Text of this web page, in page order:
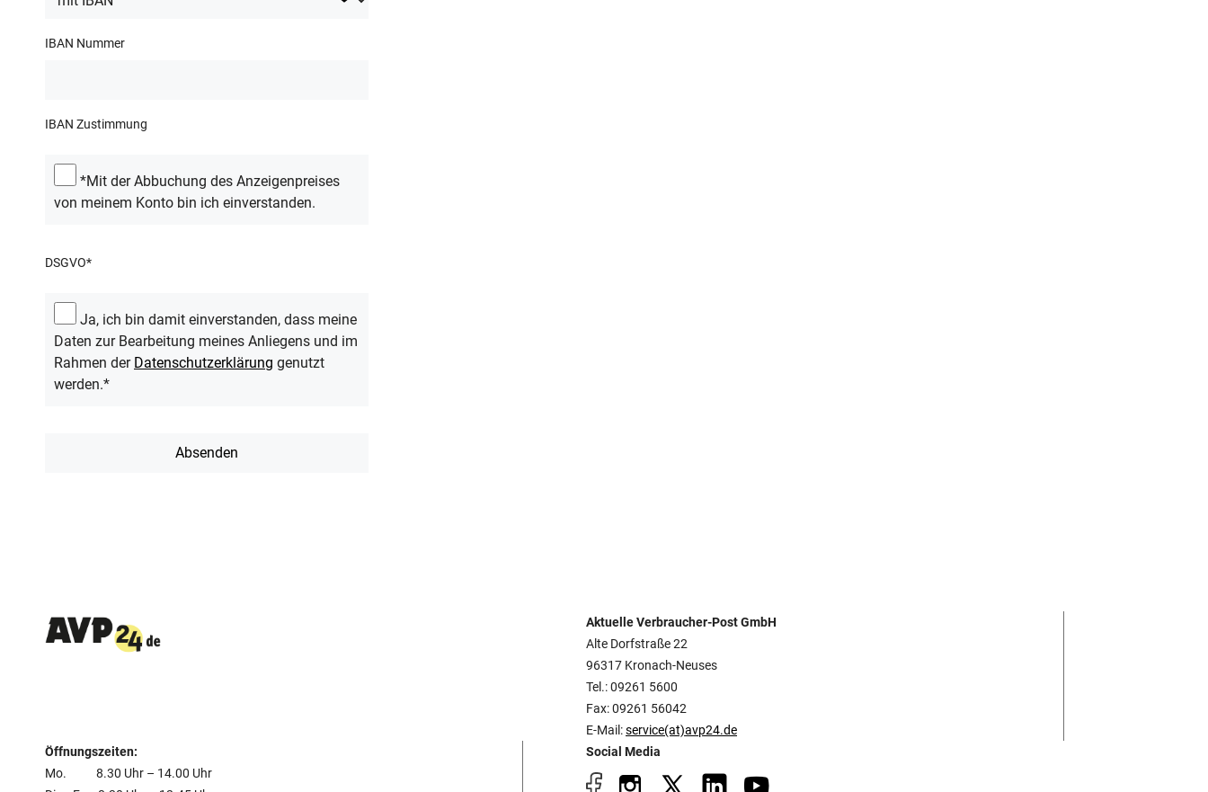
IBAN Nummer
IBAN Zustimmung
von meinem Konto bin ich einverstanden.
DSGVO*
Daten zur Bearbeitung meines Anliegens und im
Rahmen der Datenschutzerklärung genutzt
werden.*
Aktuelle Verbraucher-Post GmbH
Alte Dorfstraße 22
96317 Kronach-Neuses
Tel.: 09261 5600
Fax: 09261 56042
E-Mail:service(at)avp24.de
Öffnungszeiten:
Mo. 8.30 Uhr – 14.00 Uhr
Social Media